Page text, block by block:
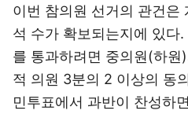
이번 참의원 선거의 관건은
석 수가 확보되는지에 있다
를 통과하려면 중의원(하원
적 의원 3분의 2 이상의 동
민투표에서 과반이 찬성하